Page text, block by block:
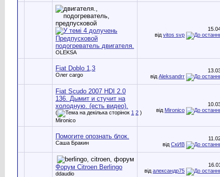
Предпусковой
подогреватель двигателя.
OLEKSA
від vitos svp
Fiat Doblo 1,3
Олег cargo
від Aleksandrr
Fiat Scudo 2007 HDI 2.0
136. Дымит и стучит на
холодную. (есть видео).
( 1 2 )
Mironico
від Mironico
Помогите опознать блок.
Саша Бракин
від СкИВ
Форум Citroen Berlingo
ddaudio
від александр75